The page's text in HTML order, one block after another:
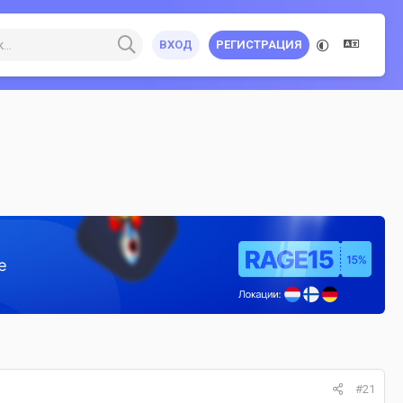
ВХОД РЕГИСТРАЦИЯ
#21